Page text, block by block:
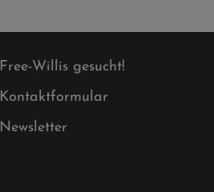
Free-Willis gesucht!
Kontaktformular
Newsletter